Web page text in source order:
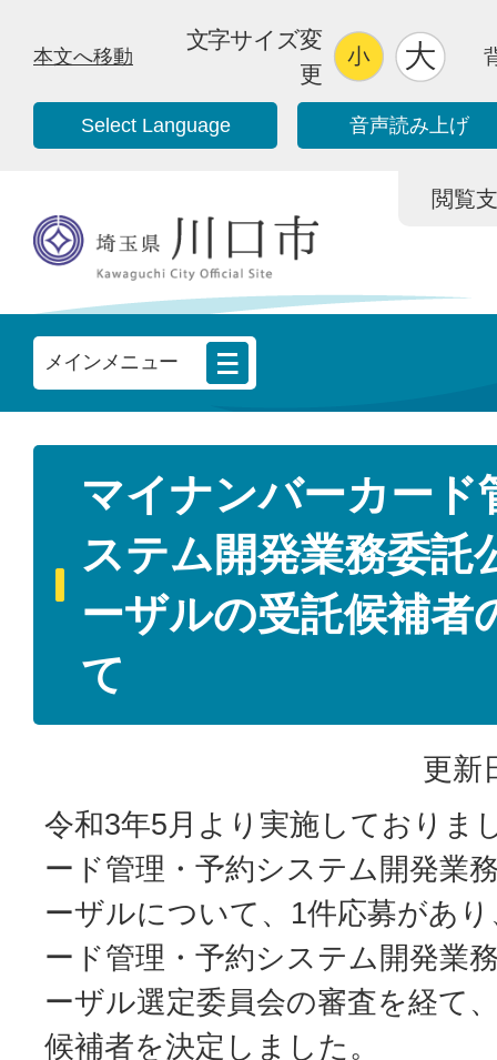
本文へ移動
文字サイズ変
更
Select Language 音声読み上げ
閲覧
メインメニュー
マイナンバーカード
ステム開発業務委託
ーザルの受託候補者
て
更新
令和3年5月より実施しておりま
ード管理・予約システム開発業
ーザルについて、1件応募があ
ード管理・予約システム開発業
ーザル選定委員会の審査を経て
候補者を決定しました。